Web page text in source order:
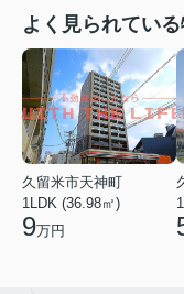
よく見られてい
久留米市天神町
1LDK (36.98㎡)
9万円